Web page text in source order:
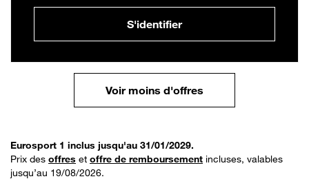
S'identifier
Voir moins d'offres
Eurosport 1 inclus jusqu'au 31/01/2029.
Prix des offres et offre de remboursement incluses, valables
jusqu’au 19/08/2026.